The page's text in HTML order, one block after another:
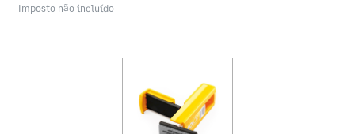
Imposto não incluído